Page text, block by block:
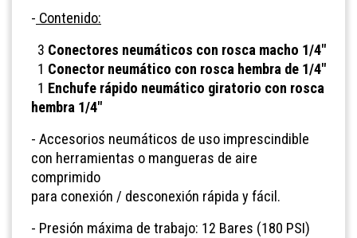
- Contenido:
3 Conectores neumáticos con rosca macho 1/4"
1 Conector neumático con rosca hembra de 1/4"
1 Enchufe rápido neumático giratorio con rosca
hembra 1/4"
- Accesorios neumáticos de uso imprescindible
con herramientas o mangueras de aire
comprimido
para conexión / desconexión rápida y fácil.
- Presión máxima de trabajo: 12 Bares (180 PSI)